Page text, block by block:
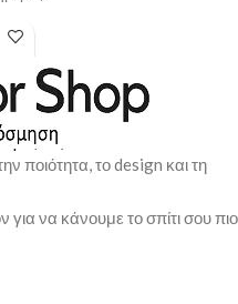
ποιότητα, το design και τη
να κάνουμε το σπίτι σου πιο